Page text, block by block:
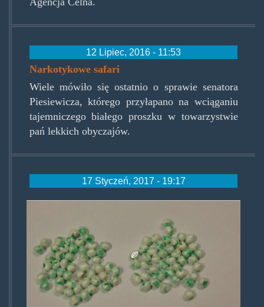
12 Lipiec, 2016 - 11:53
Narkotykowe safari
Wiele mówiło się ostatnio o sprawie senatora
Piesiewicza, którego przyłapano na wciąganiu
tajemniczego białego proszku w towarzystwie
pań lekkich obyczajów.
17 Styczeń, 2017 - 19:17